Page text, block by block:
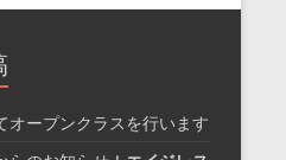
オープンクラスを行います